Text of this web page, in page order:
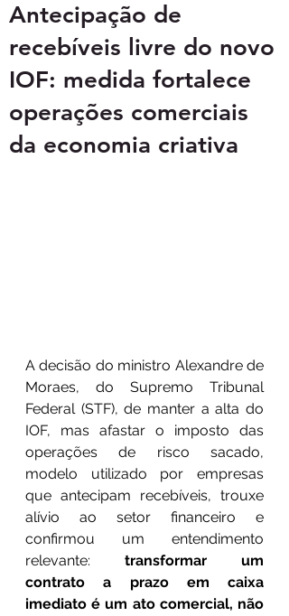
Antecipação de
recebíveis livre do novo
IOF: medida fortalece
operações comerciais
da economia criativa
A decisão do ministro Alexandre de
Moraes, do Supremo Tribunal
Federal (STF), de manter a alta do
IOF, mas afastar o imposto das
operações de risco sacado,
modelo utilizado por empresas
que antecipam recebíveis, trouxe
alívio ao setor financeiro e
confirmou um entendimento
relevante: transformar um
contrato a prazo em caixa
imediato é um ato comercial, não